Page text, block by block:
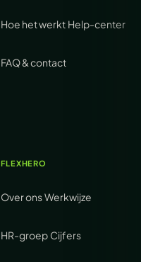
Hoe het werkt Help-center
FAQ & contact
FLEXHERO
Over onsWerkwijze
HR-groep Cijfers